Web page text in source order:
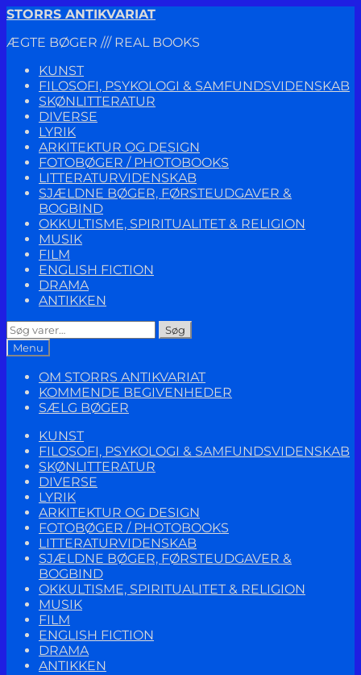
Spring
navigation
Spring
indhold
STORRS ANTIKVARIAT
ÆGTE BØGER /// REAL BOOKS
KUNST
FILOSOFI, PSYKOLOGI & SAMFUNDSVIDENSKAB
SKØNLITTERATUR
DIVERSE
LYRIK
ARKITEKTUR OG DESIGN
FOTOBØGER / PHOTOBOOKS
LITTERATURVIDENSKAB
SJÆLDNE BØGER, FØRSTEUDGAVER &
BOGBIND
OKKULTISME, SPIRITUALITET & RELIGION
MUSIK
FILM
ENGLISH FICTION
DRAMA
ANTIKKEN
Søg
efter:
Søg
Menu
OM STORRS ANTIKVARIAT
KOMMENDE BEGIVENHEDER
SÆLG BØGER
KUNST
FILOSOFI, PSYKOLOGI & SAMFUNDSVIDENSKAB
SKØNLITTERATUR
DIVERSE
LYRIK
ARKITEKTUR OG DESIGN
FOTOBØGER / PHOTOBOOKS
LITTERATURVIDENSKAB
SJÆLDNE BØGER, FØRSTEUDGAVER &
BOGBIND
OKKULTISME, SPIRITUALITET & RELIGION
MUSIK
FILM
ENGLISH FICTION
DRAMA
ANTIKKEN